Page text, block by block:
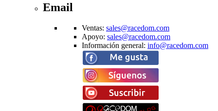
Email
Ventas: sales@racedom.com
Apoyo: sales@racedom.com
Información general: info@racedom.com